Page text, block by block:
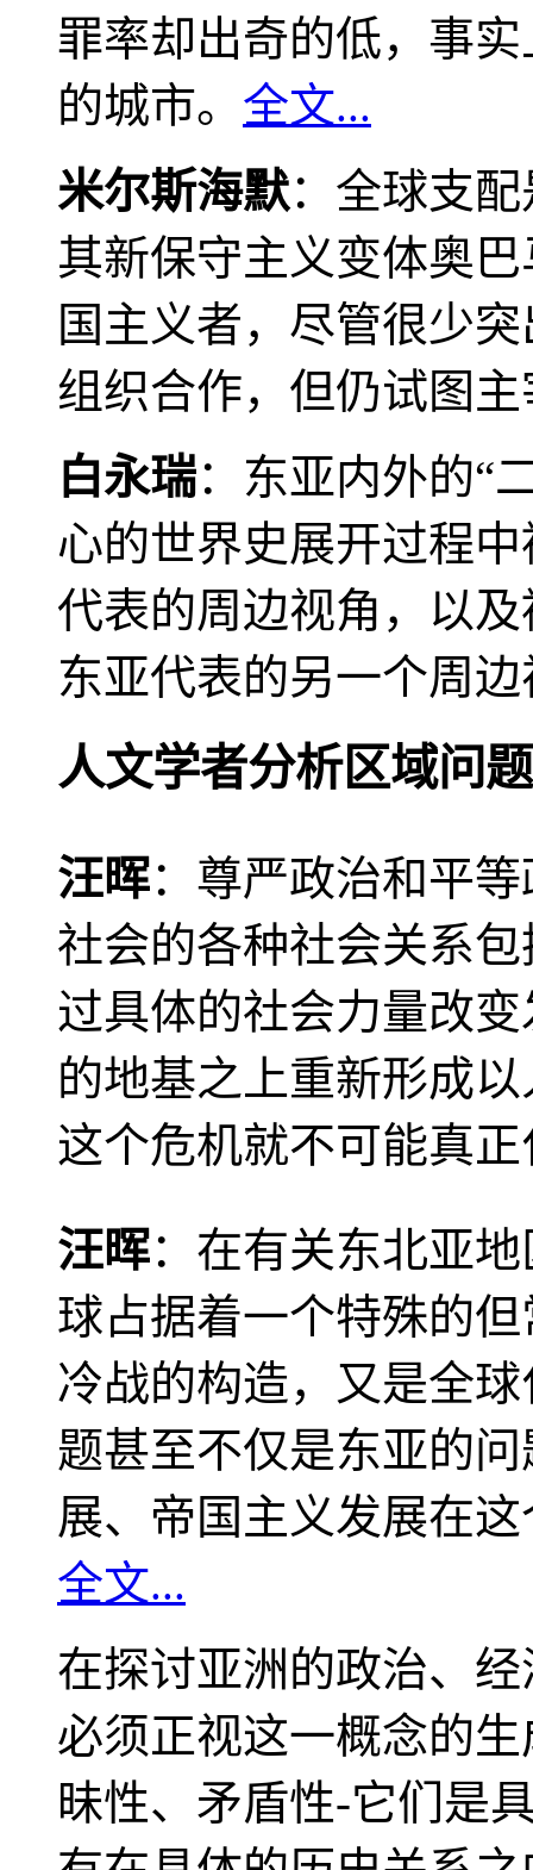
罪率却出奇的低，事
的城市。 全文...
米尔斯海默：全球支
其新保守主义变体奥
国主义者，尽管很少
组织合作，但仍试图
白永瑞：东亚内外的“
心的世界史展开过程
代表的周边视角，以
东亚代表的另一个周
人文学者分析区域问题
汪晖：尊严政治和平
社会的各种社会关系
过具体的社会力量改
的地基之上重新形成
这个危机就不可能真
汪晖：在有关东北亚
球占据着一个特殊的
冷战的构造，又是全
题甚至不仅是东亚的
展、帝国主义发展在
全文...
在探讨亚洲的政治、
必须正视这一概念的
昧性、矛盾性-它们是